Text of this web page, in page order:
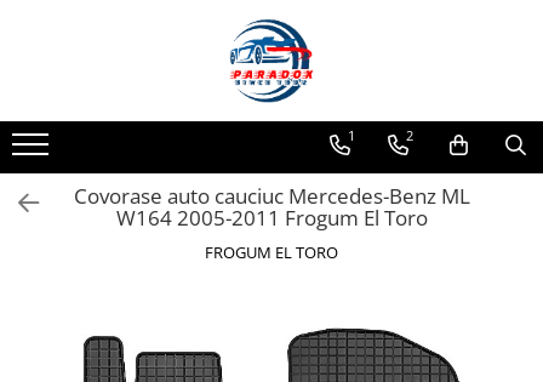
ACCESORII AUTO
Abtibild / Sticker Auto
Baby on Board
Diverse modele
Accesorii Camping
1 2
Covorase auto cauciuc Mercedes-Benz ML
W164 2005-2011 Frogum El Toro
FROGUM EL TORO